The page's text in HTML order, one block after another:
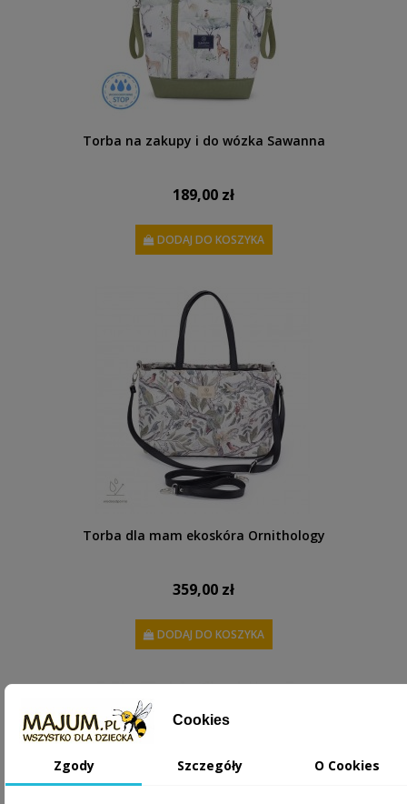
Torba na zakupy i do wózka Sawanna
189,00 zł
DODAJ DO KOSZYKA
Torba dla mam ekoskóra Ornithology
359,00 zł
DODAJ DO KOSZYKA
Cookies
Zgody Szczegóły O Cookies